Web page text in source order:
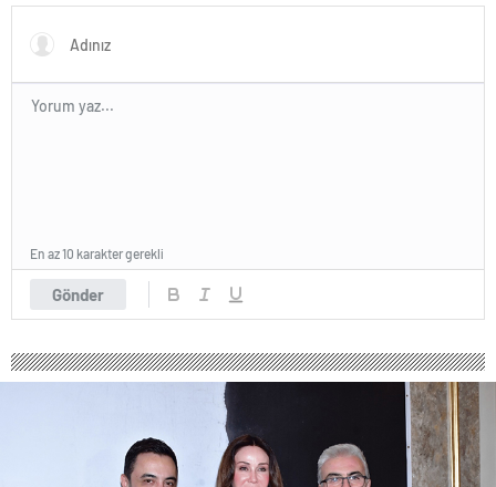
Performansı Meslek Onur
Ödülü ile Taçlandırıldı
Gönder
En az 10 karakter gerekli